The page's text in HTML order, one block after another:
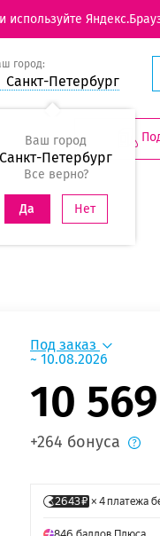
город:
Санкт-Петербург
Ваш город
Санкт-Петербург
Все верно?
Да Нет
Под заказ
~ 10.08.2026
10 569
+264 бонуса